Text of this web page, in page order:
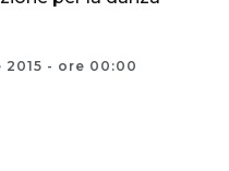
- ore 00:00